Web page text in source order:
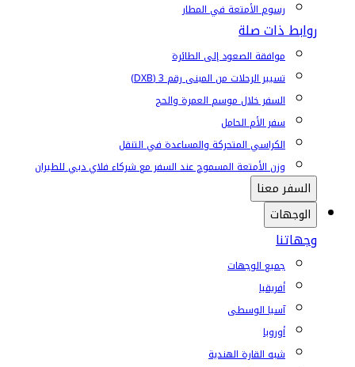
رسوم الأمتعة في المطار
روابط ذات صلة
موافقة الصعود إلى الطائرة
تسيير الرحلات من المبنى رقم 3 (DXB)
السفر خلال موسم العمرة والحج
سفر الأم الحامل
الكراسي المتحركة والمساعدة في التنقل
وزن الأمتعة المسموح عند السفر مع شركاء فلاي دبي للطيران
السفر معنا
الوجهات
وجهاتنا
جميع الوجهات
أفريقيا
آسيا الوسطى
أوروبا
شبه القارة الهندية